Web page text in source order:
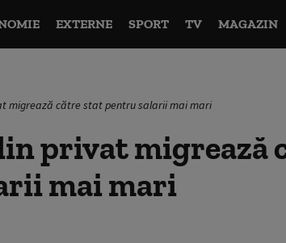
EXTERNE SPORT TV MAGAZIN
migrează către stat pentru salarii mai mari
privat migrează
mai mari